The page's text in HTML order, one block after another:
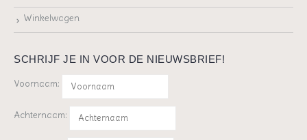
Winkelwagen
SCHRIJF JE IN VOOR DE NIEUWSBRIEF!
Voornaam:
Achternaam: